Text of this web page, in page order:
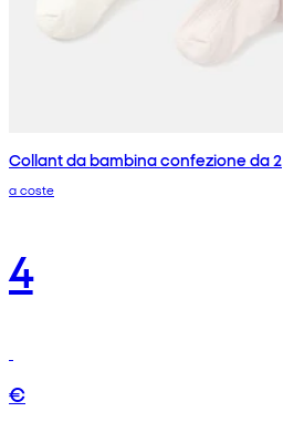
Collant da bambina confezione da 2
a coste
4
€